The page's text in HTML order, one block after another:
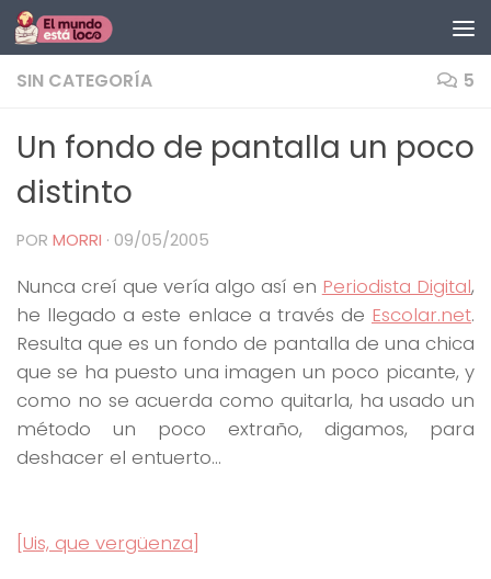
Saltar al contenido
SIN CATEGORÍA 5
Un fondo de pantalla un poco
distinto
POR MORRI · 09/05/2005
Nunca creí que vería algo así en Periodista Digital,
he llegado a este enlace a través de Escolar.net.
Resulta que es un fondo de pantalla de una chica
que se ha puesto una imagen un poco picante, y
como no se acuerda como quitarla, ha usado un
método un poco extraño, digamos, para
deshacer el entuerto…
[Uis, que vergüenza]